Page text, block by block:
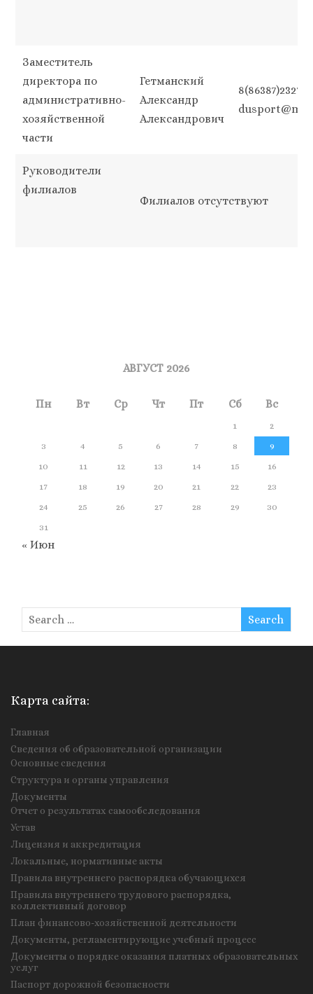
Заместитель
директора по
административно-
хозяйственной
части
Гетманский
Александр
Александрович
8(86387)23273,
Руководители
филиалов
Филиалов отсутствуют
АВГУСТ 2026
Пн Вт Ср Чт Пт Сб Вс
1
2
3
4 5 6 7 8
9
10
11 12 13 14 15
16
17
18 19 20 21 22
23
24
25 26 27 28 29
30
31
« Июн
Карта сайта:
Главная
Сведения об образовательной организации
Основные сведения
Структура и органы управления
Документы
Отчет о результатах самообследования
Устав
Лицензия и аккредитация
Локальные, нормативные акты
Правила внутреннего распорядка обучающихся
Правила внутреннего трудового распорядка,
коллективный договор
План финансово-хозяйственной деятельности
Документы, регламентирующие учебный процесс
Документы о порядке оказания платных образовательных
услуг
Паспорт дорожной безопасности